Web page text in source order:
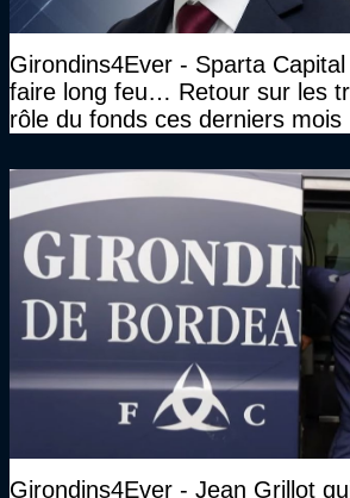
Girondins4Ever - Sparta
faire long feu… Retour sur les
rôle du fonds ces derniers mois
Girondins4Ever - Jean Grillot